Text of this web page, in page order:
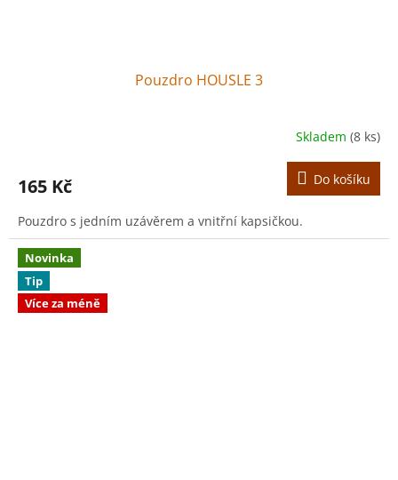
Pouzdro HOUSLE 3
Skladem (8 ks)
165 Kč Do košíku
Pouzdro s jedním uzávěrem a vnitřní kapsičkou.
Novinka
Tip
Více za méně